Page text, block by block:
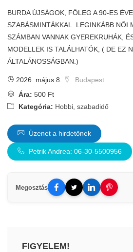
BURDA ÚJSÁGOK, FŐLEG A 90-ES
SZABÁSMINTÁKKAL. LEGINKÁBB NŐI
SZÁMBAN VANNAK GYEREKRUHÁK,
MODELLEK IS TALÁLHATÓK, ( DE EZ
ÁLTALÁNOSSÁGBAN.)
2026. május 8.
Budapest
Ára: 500 Ft
Kategória: Hobbi, szabadidő
Üzenet a hirdetőnek
Petrik Andrea: 06-30-5500956
Megosztás
FIGYELEM!